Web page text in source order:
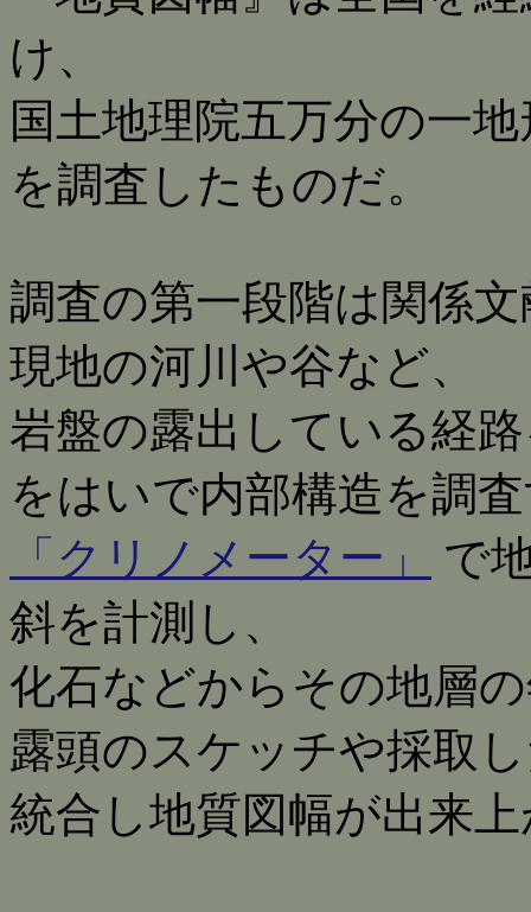
け、
国土地理院五万分の一
を調査したものだ。
調査の第一段階は関係
現地の河川や谷など、
岩盤の露出している経
をはいで内部構造を調
「クリノメーター」
で
斜を計測し、
化石などからその地層
露頭のスケッチや採取
統合し地質図幅が出来